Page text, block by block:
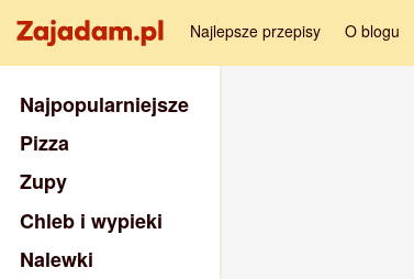
Najlepsze przepisy O blogu
Najpopularniejsze
Pizza
Zupy
Chleb i wypieki
Nalewki